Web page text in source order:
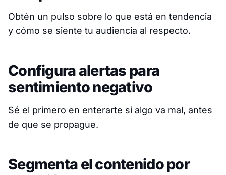
Obtén un pulso sobre lo que está en tendencia
y cómo se siente tu audiencia al respecto.
Configura alertas para
sentimiento negativo
Sé el primero en enterarte si algo va mal, antes
de que se propague.
Segmenta el contenido por